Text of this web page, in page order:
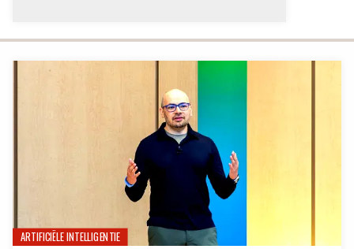
ARTIFICIËLE INTELLIGENTIE